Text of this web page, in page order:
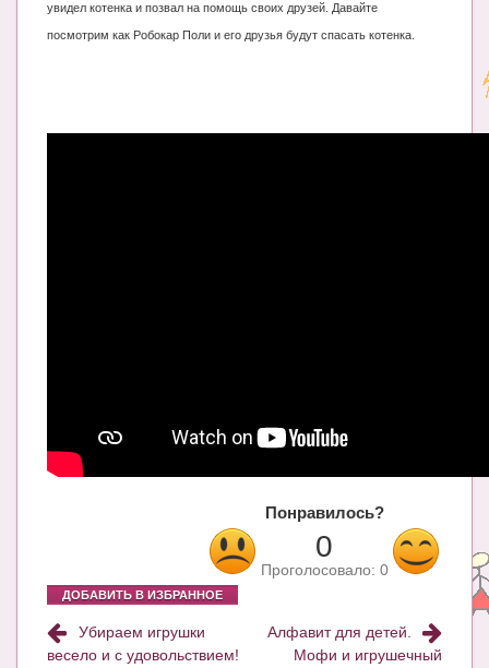
Энциклопедия беременных
Сотрудничество. Авторам
увидел котенка и позвал на помощь своих друзей. Давайте
посмотрим как Робокар Поли и его друзья будут спасать котенка.
Понравилось?
0
Проголосовало: 0
ДОБАВИТЬ В ИЗБРАННОЕ
Убираем игрушки
весело и с удовольствием!
Алфавит для детей.
Мофи и игрушечный